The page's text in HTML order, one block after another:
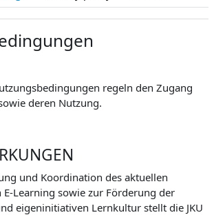
regeln den Zugang
deren Nutzung.
und Koordination des aktuellen
Learning sowie zur Förderung der
eigeninitiativen Lernkultur stellt die JKU